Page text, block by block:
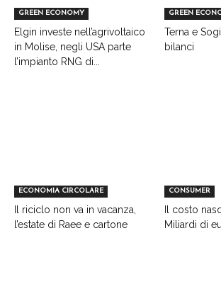
GREEN ECONOMY
Elgin investe nell’agrivoltaico
in Molise, negli USA parte
l’impianto RNG di...
GREEN
Terna e
bilanci
ECONOMIA CIRCOLARE
Il riciclo non va in vacanza,
l’estate di Raee e cartone
CONSUMER
Il costo
Miliardi di